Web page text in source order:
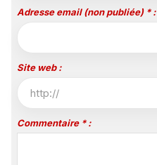
Adresse email (non publiée) * :
Site web :
Commentaire * :